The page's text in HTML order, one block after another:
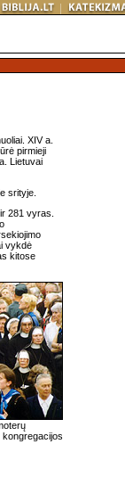
XIV a.
pirmieji
Lietuvai
srityje.
281 vyras.
vykdė
kitose